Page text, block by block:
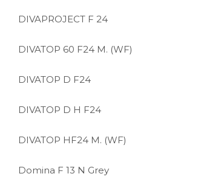
DIVAPROJECT F 24
DIVATOP 60 F24 M. (WF)
DIVATOP D F24
DIVATOP D H F24
DIVATOP HF24 M. (WF)
Domina F 13 N Grey